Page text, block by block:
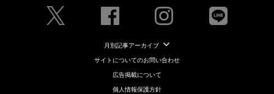
月別記事アーカイブ
サイトについてのお問い合わせ
広告掲載について
個人情報保護方針